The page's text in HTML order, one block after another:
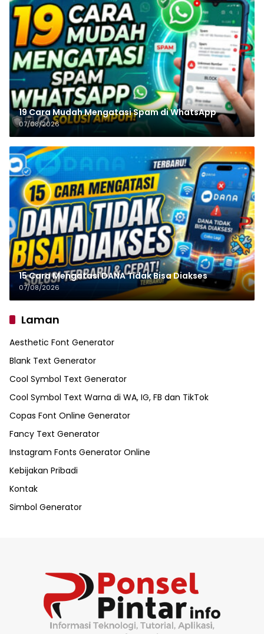
19 Cara Mudah Mengatasi Spam di WhatsApp
07/08/2026
15 Cara Mengatasi DANA Tidak Bisa Diakses
07/08/2026
Laman
Aesthetic Font Generator
Blank Text Generator
Cool Symbol Text Generator
Cool Symbol Text Warna di WA, IG, FB dan TikTok
Copas Font Online Generator
Fancy Text Generator
Instagram Fonts Generator Online
Kebijakan Pribadi
Kontak
Simbol Generator